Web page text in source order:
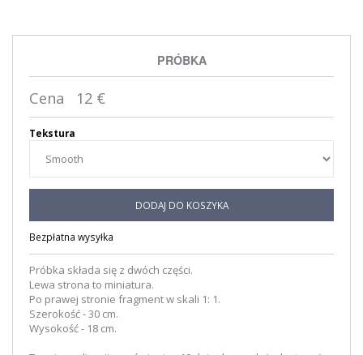
PRÓBKA
Cena 12 €
Tekstura
DODAJ DO KOSZYKA
Bezpłatna wysyłka
Próbka składa się z dwóch części.
Lewa strona to miniatura.
Po prawej stronie fragment w skali 1: 1.
Szerokość - 30 cm.
Wysokość - 18 cm.